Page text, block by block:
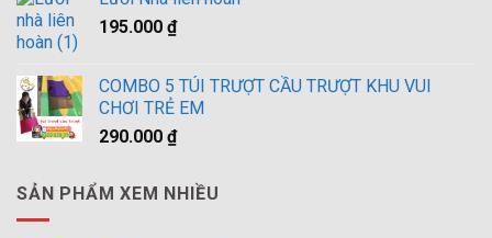
sao
195.000 ₫
COMBO 5 TÚI TRƯỢT CẦU TRƯỢT KHU VUI
CHƠI TRẺ EM
290.000 ₫
SẢN PHẨM XEM NHIỀU